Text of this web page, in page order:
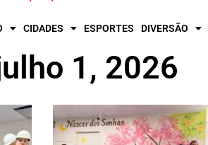
CIDADES ESPORTES DIVERSÃO
1, 2026